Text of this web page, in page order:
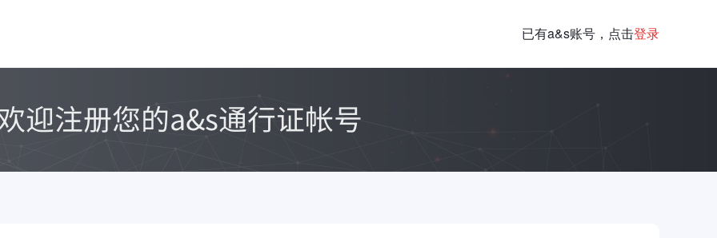
已有a&s账号，点击登录